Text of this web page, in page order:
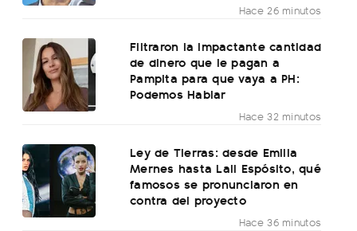
Hace 26 minutos
Filtraron la impactante cantidad
de dinero que le pagan a
Pampita para que vaya a PH:
Podemos Hablar
Hace 32 minutos
Ley de Tierras: desde Emilia
Mernes hasta Lali Espósito, qué
famosos se pronunciaron en
contra del proyecto
Hace 36 minutos